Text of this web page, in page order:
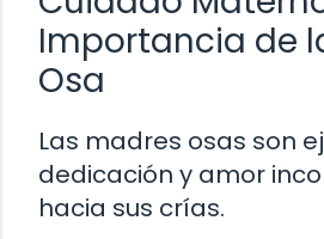
Importancia de
Osa
Las madres osas son
dedicación y amor
hacia sus crías.